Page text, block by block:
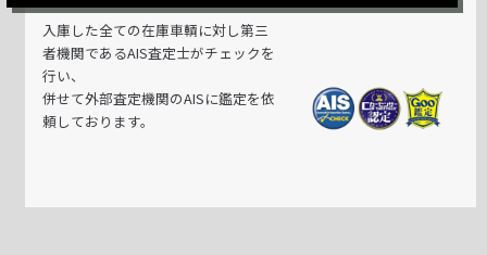
入庫した全ての在庫車輌に対し第三
者機関であるAIS査定士がチェックを
行い、
併せて外部査定機関のAISに鑑定を依
頼しております。